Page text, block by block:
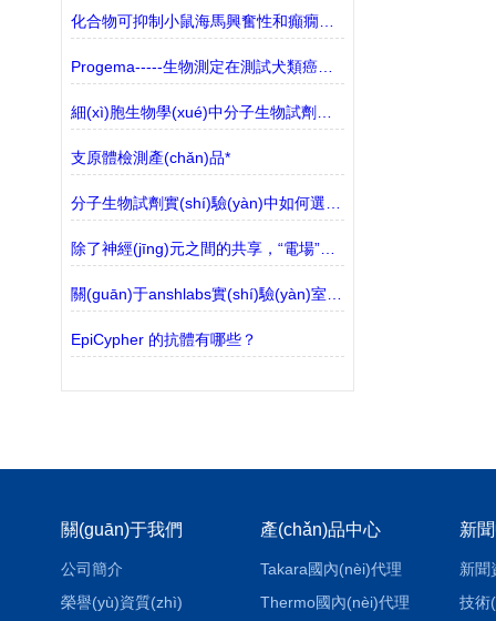
化合物可抑制小鼠海馬興奮性和癲癇發(fā)作傾向
Progema-----生物測定在測試犬類癌癥新療法中的作用
支原體檢測產(chǎn)品*
除了神經(jīng)元之間的共享，“電場”也影響了大腦的回路
EpiCypher 的抗體有哪些？
關(guān)于我們
公司簡介
榮譽(yù)資質(zhì)
產(chǎn)品中心
Takara國內(nèi)代理
Thermo國內(nèi)代理
新
新聞
技術